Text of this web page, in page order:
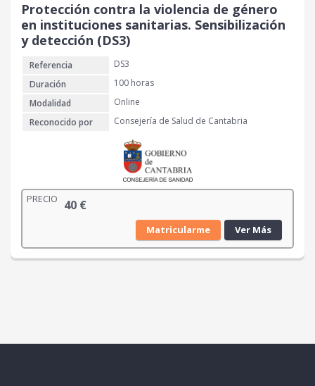
Protección contra la violencia de género
en instituciones sanitarias. Sensibilización
y detección (DS3)
Referencia
DS3
Duración
100 horas
Modalidad
Online
Reconocido por
Consejería de Salud de Cantabria
PRECIO 40 €
Matricularme Ver Más